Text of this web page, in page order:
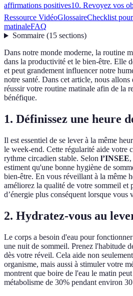
affirmations positives10. Revoyez vos
Ressource VidéoGlossaireChecklist
matinaleFAQ
Sommaire(15 sections)
Dans notre monde moderne, la routine
dans la productivité et le bien-être. Elle
et peut grandement influencer notre
notre santé. Dans cet article, nous
réussir votre routine matinale afin de la
bénéfique.
1. Définissez une heure
Il est essentiel de se lever à la même
le week-end. Cette régularité aide votre
rythme circadien stable. Selon l’INSEE
estiment qu'une bonne hygiène de
bien-être. En vous réveillant à la même
améliorez la qualité de votre sommeil et
d’énergie plus conséquent lorsque vous
2. Hydratez-vous au
Le corps a besoin d'eau pour
une nuit de sommeil. Prenez l'habitude
dès votre réveil. Cela aide non
organisme, mais aussi à stimuler votre
montrent que boire de l'eau le matin
métabolisme de 30% pendant environ